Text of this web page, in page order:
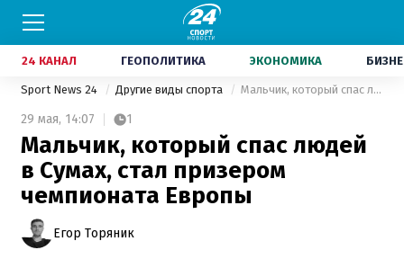
24 КАНАЛ ГЕОПОЛИТИКА ЭКОНОМИКА
Sport News 24 Другие виды спорта Мальчик, который спас людей в Сумах, стал призером чемпионата Европы
29 мая, 14:07 1
Мальчик, который спас людей
в Сумах, стал призером
чемпионата Европы
Егор Торяник